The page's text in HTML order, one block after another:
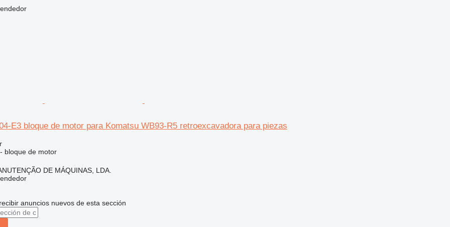
E3 bloque de motor para Komatsu WB93-R5 retroexcavadora para piezas
bloque de motor
DE MÁQUINAS, LDA.
anuncios nuevos de esta sección